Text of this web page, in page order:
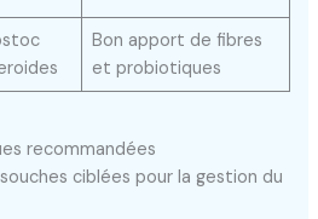
Bon apport de fibres
et probiotiques
recommandées
ciblées pour la gestion du